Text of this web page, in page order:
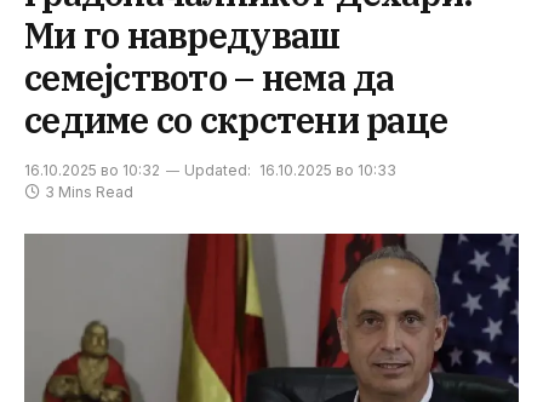
Ми го навредуваш
семејството – нема да
седиме со скрстени раце
16.10.2025 во 10:32 Updated: 16.10.2025 во 10:33
3 Mins Read